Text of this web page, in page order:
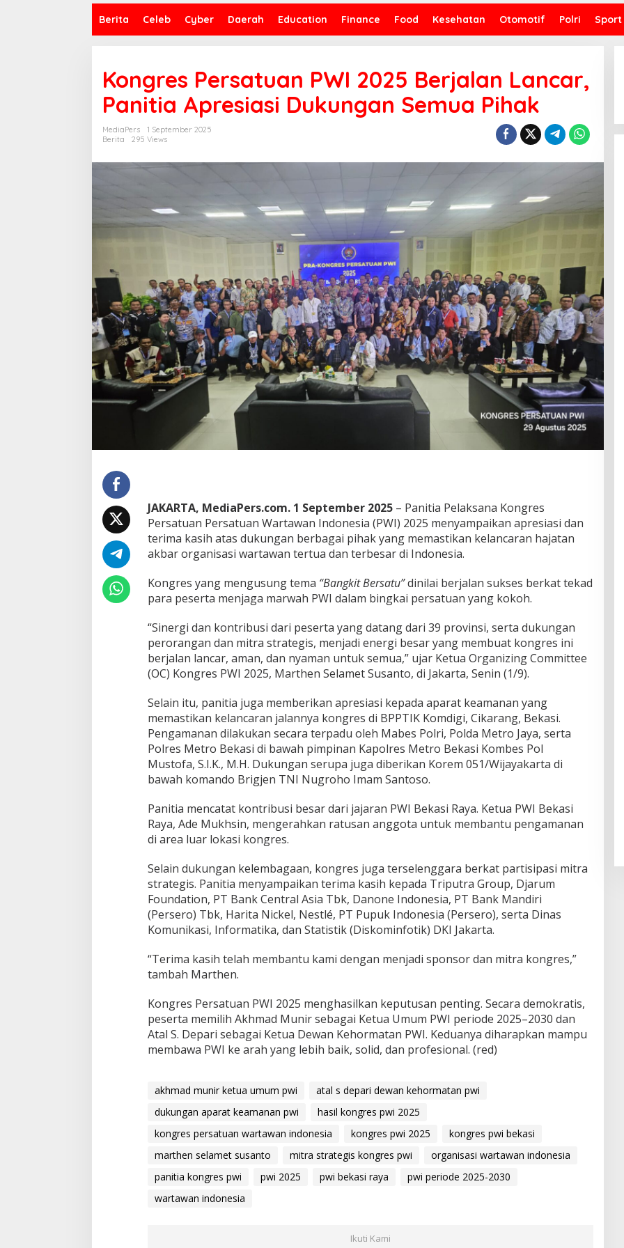
Berita Celeb Cyber Daerah Education Finance Food Kesehatan Otomotif Polri Sport
Kongres Persatuan PWI 2025 Berjalan Lancar,
Panitia Apresiasi Dukungan Semua Pihak
MediaPers
1 September 2025
Berita
295 Views
JAKARTA, MediaPers.com. 1 September 2025– Panitia Pelaksana Kongres
Persatuan Persatuan Wartawan Indonesia (PWI) 2025 menyampaikan apresiasi dan
terima kasih atas dukungan berbagai pihak yang memastikan kelancaran hajatan
akbar organisasi wartawan tertua dan terbesar di Indonesia.
Kongres yang mengusung tema “Bangkit Bersatu”dinilai berjalan sukses berkat tekad
para peserta menjaga marwah PWI dalam bingkai persatuan yang kokoh.
“Sinergi dan kontribusi dari peserta yang datang dari 39 provinsi, serta dukungan
perorangan dan mitra strategis, menjadi energi besar yang membuat kongres ini
berjalan lancar, aman, dan nyaman untuk semua,” ujar Ketua Organizing Committee
(OC) Kongres PWI 2025, Marthen Selamet Susanto, di Jakarta, Senin (1/9).
Selain itu, panitia juga memberikan apresiasi kepada aparat keamanan yang
memastikan kelancaran jalannya kongres di BPPTIK Komdigi, Cikarang, Bekasi.
Pengamanan dilakukan secara terpadu oleh Mabes Polri, Polda Metro Jaya, serta
Polres Metro Bekasi di bawah pimpinan Kapolres Metro Bekasi Kombes Pol
Mustofa, S.I.K., M.H. Dukungan serupa juga diberikan Korem 051/Wijayakarta di
bawah komando Brigjen TNI Nugroho Imam Santoso.
Panitia mencatat kontribusi besar dari jajaran PWI Bekasi Raya. Ketua PWI Bekasi
Raya, Ade Mukhsin, mengerahkan ratusan anggota untuk membantu pengamanan
di area luar lokasi kongres.
Selain dukungan kelembagaan, kongres juga terselenggara berkat partisipasi mitra
strategis. Panitia menyampaikan terima kasih kepada Triputra Group, Djarum
Foundation, PT Bank Central Asia Tbk, Danone Indonesia, PT Bank Mandiri
(Persero) Tbk, Harita Nickel, Nestlé, PT Pupuk Indonesia (Persero), serta Dinas
Komunikasi, Informatika, dan Statistik (Diskominfotik) DKI Jakarta.
“Terima kasih telah membantu kami dengan menjadi sponsor dan mitra kongres,”
tambah Marthen.
Kongres Persatuan PWI 2025 menghasilkan keputusan penting. Secara demokratis,
peserta memilih Akhmad Munir sebagai Ketua Umum PWI periode 2025–2030 dan
Atal S. Depari sebagai Ketua Dewan Kehormatan PWI. Keduanya diharapkan mampu
membawa PWI ke arah yang lebih baik, solid, dan profesional. (red)
akhmad munir ketua umum pwi
atal s depari dewan kehormatan pwi
dukungan aparat keamanan pwi
hasil kongres pwi 2025
kongres persatuan wartawan indonesia
kongres pwi 2025
kongres pwi bekasi
marthen selamet susanto
mitra strategis kongres pwi
organisasi wartawan indonesia
panitia kongres pwi
pwi 2025 pwi bekasi raya
pwi periode 2025-2030
wartawan indonesia
Ikuti Kami